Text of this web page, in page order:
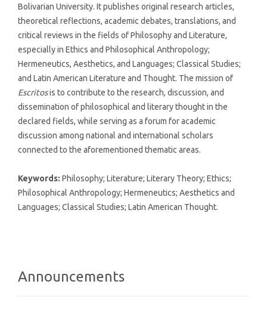
Bolivarian University. It publishes original research articles,
theoretical reflections, academic debates, translations, and
critical reviews in the fields of Philosophy and Literature,
especially in Ethics and Philosophical Anthropology;
Hermeneutics, Aesthetics, and Languages; Classical Studies;
and Latin American Literature and Thought. The mission of
Escritosis to contribute to the research, discussion, and
dissemination of philosophical and literary thought in the
declared fields, while serving as a forum for academic
discussion among national and international scholars
connected to the aforementioned thematic areas.
Keywords: Philosophy; Literature; Literary Theory; Ethics;
Philosophical Anthropology; Hermeneutics; Aesthetics and
Languages; Classical Studies; Latin American Thought.
Announcements